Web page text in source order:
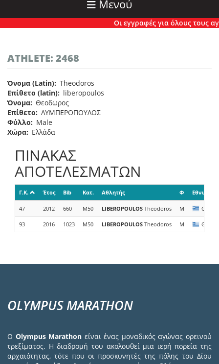
Μενού
Οι εγγραφές για όλους τους
ATHLETE: 2468
Όνομα (Latin) Theodoros
Επίθετο (latin)
liberopoulos
Όνομα
Θεοδωρος
Επίθετο
ΛΥΜΠΕΡΟΠΟΥΛΟΣ
Φύλλο
Male
Χώρα
Ελλάδα
ΠΙΝΑΚΑΣ
ΑΠΟΤΕΛΕΣΜΑΤΩΝ
Γ.Κ. Έτος Bib Κατ. Αθλητής Φ
47 2012 660 M50 LIBEROPOULOS Theodoros M GRC
93 2016 1023 M50 LIBEROPOULOS Theodoros M GRC
OLYMPUS MARATHON
Ο Olympus Marathon είναι ένας μοναδικός αγώνας ορεινού
τρεξίματος. Η διαδρομή του ακολουθεί μια ιερή πορεία της
αρχαιότητας, τότε που οι προσκυνητές της πόλης του Δίου